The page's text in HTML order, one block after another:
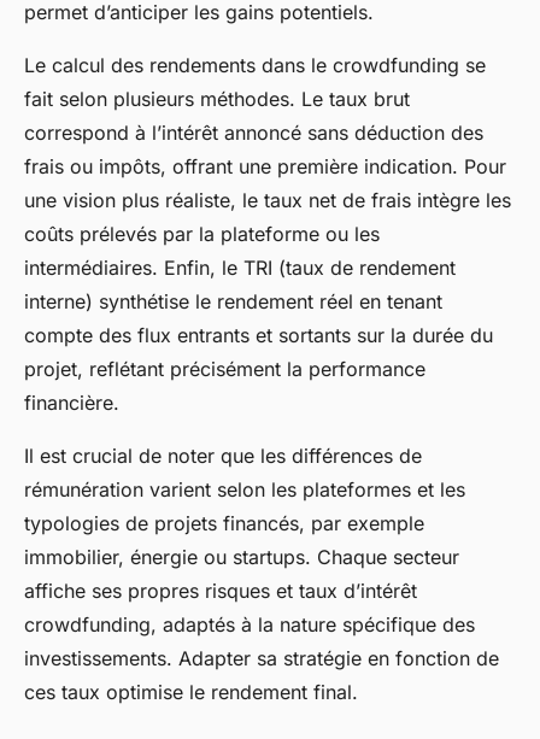
permet d’anticiper les gains potentiels.
Le calcul des rendements dans le crowdfunding se
fait selon plusieurs méthodes. Le taux brut
correspond à l’intérêt annoncé sans déduction des
frais ou impôts, offrant une première indication. Pour
une vision plus réaliste, le taux net de frais intègre les
coûts prélevés par la plateforme ou les
intermédiaires. Enfin, le TRI (taux de rendement
interne) synthétise le rendement réel en tenant
compte des flux entrants et sortants sur la durée du
projet, reflétant précisément la performance
financière.
Il est crucial de noter que les différences de
rémunération varient selon les plateformes et les
typologies de projets financés, par exemple
immobilier, énergie ou startups. Chaque secteur
affiche ses propres risques et taux d’intérêt
crowdfunding, adaptés à la nature spécifique des
investissements. Adapter sa stratégie en fonction de
ces taux optimise le rendement final.